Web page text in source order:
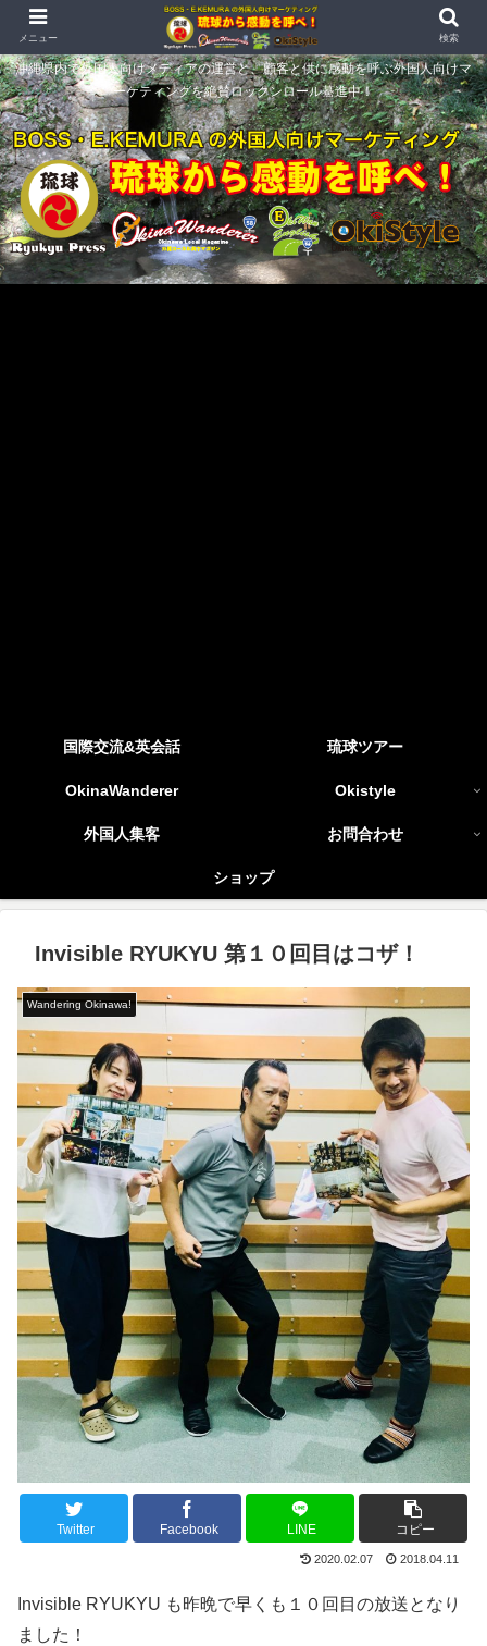
沖縄県内で外国人向けメディアの運営と、顧客と供に感動を呼ぶ外国人向けマ
ーケティングを絶賛ロックンロール驀進中！
国際交流&英会話 琉球ツアー
OkinaWanderer Okistyle
外国人集客 お問合わせ
ショップ
Invisible RYUKYU 第１０回目はコザ！
Wandering Okinawa!
Twitter Facebook LINE コピー
2020.02.07 2018.04.11
Invisible RYUKYU も昨晩で早くも１０回目の放送となり
ました！
メニュー 検索